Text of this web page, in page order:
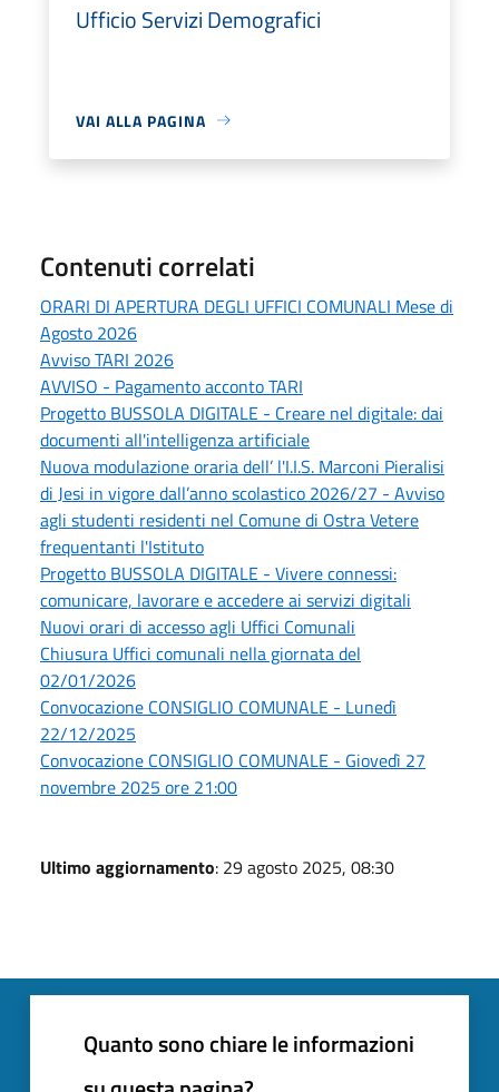
Ufficio Servizi Demografici
VAI ALLA PAGINA
Contenuti correlati
ORARI DI APERTURA DEGLI UFFICI COMUNALI Mese di
Agosto 2026
Avviso TARI 2026
AVVISO - Pagamento acconto TARI
Progetto BUSSOLA DIGITALE - Creare nel digitale: dai
documenti all'intelligenza artificiale
Nuova modulazione oraria dell’ l'I.I.S. Marconi Pieralisi
di Jesi in vigore dall’anno scolastico 2026/27 - Avviso
agli studenti residenti nel Comune di Ostra Vetere
frequentanti l'Istituto
Progetto BUSSOLA DIGITALE - Vivere connessi:
comunicare, lavorare e accedere ai servizi digitali
Nuovi orari di accesso agli Uffici Comunali
Chiusura Uffici comunali nella giornata del
02/01/2026
Convocazione CONSIGLIO COMUNALE - Lunedì
22/12/2025
Convocazione CONSIGLIO COMUNALE - Giovedì 27
novembre 2025 ore 21:00
Ultimo aggiornamento: 29 agosto 2025, 08:30
Quanto sono chiare le informazioni